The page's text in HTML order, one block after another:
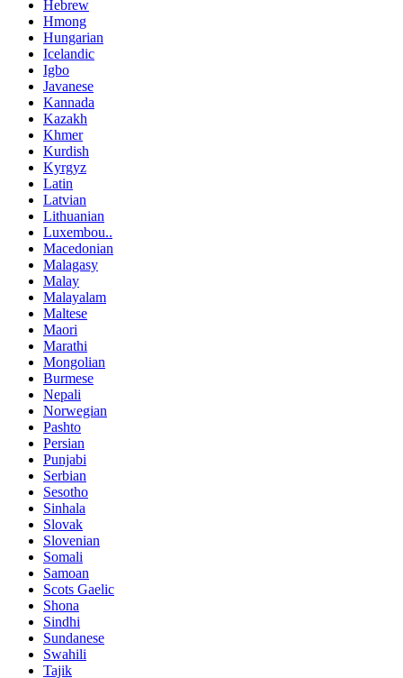
Hebrew
Hmong
Hungarian
Icelandic
Igbo
Javanese
Kannada
Kazakh
Khmer
Kurdish
Kyrgyz
Latin
Latvian
Lithuanian
Luxembou..
Macedonian
Malagasy
Malay
Malayalam
Maltese
Maori
Marathi
Mongolian
Burmese
Nepali
Norwegian
Pashto
Persian
Punjabi
Serbian
Sesotho
Sinhala
Slovak
Slovenian
Somali
Samoan
Scots Gaelic
Shona
Sindhi
Sundanese
Swahili
Tajik